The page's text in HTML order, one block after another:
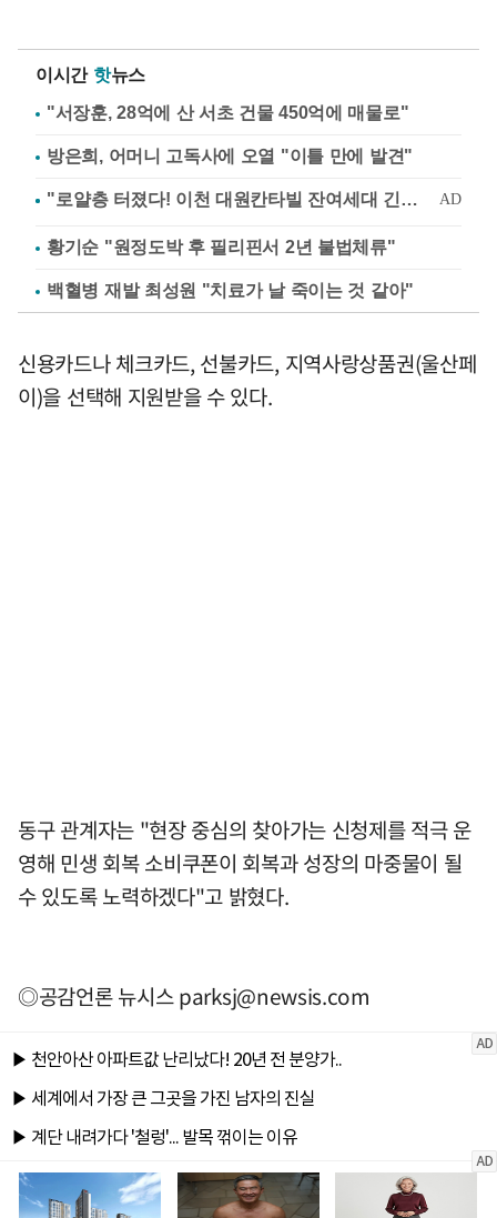
이시간 핫뉴스
"서장훈, 28억에 산 서초 건물 450억에 매물로"
방은희, 어머니 고독사에 오열 "이틀 만에 발견"
황기순 "원정도박 후 필리핀서 2년 불법체류"
백혈병 재발 최성원 "치료가 날 죽이는 것 같아"
신용카드나 체크카드, 선불카드, 지역사랑상품권(울산페
이)을 선택해 지원받을 수 있다.
동구 관계자는 "현장 중심의 찾아가는 신청제를 적극 운
영해 민생 회복 소비쿠폰이 회복과 성장의 마중물이 될
수 있도록 노력하겠다"고 밝혔다.
◎공감언론 뉴시스parksj@newsis.com